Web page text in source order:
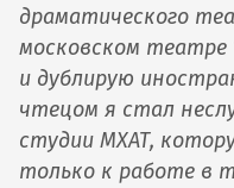
драматического
московском театре
и дублирую
чтецом я стал
студии МХАТ,
только к работе в